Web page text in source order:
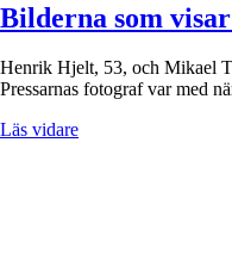
Bilderna som
Henrik Hjelt, 53, och Mikael
Pressarnas fotograf var med
Läs vidare